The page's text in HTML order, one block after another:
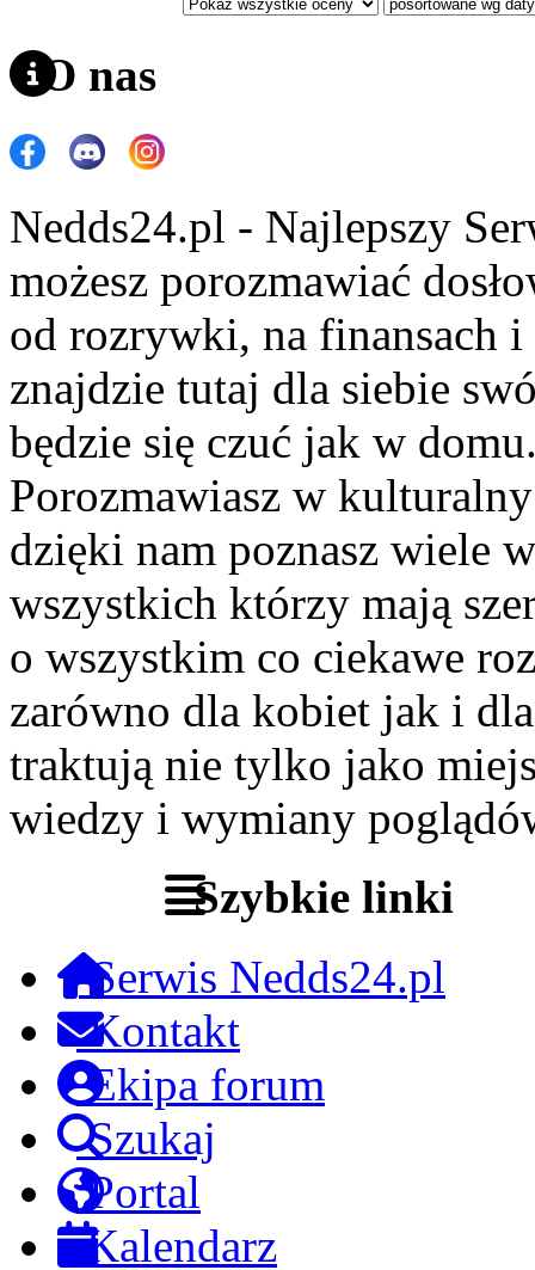
O nas
Nedds24.pl - Najlepszy
możesz porozmawiać
od rozrywki, na finansach
znajdzie tutaj dla siebie
będzie się czuć jak w
Porozmawiasz w
dzięki nam poznasz wiele
wszystkich którzy mają
o wszystkim co ciekawe
zarówno dla kobiet jak i
traktują nie tylko jako
wiedzy i wymiany
Szybkie linki
Serwis Nedds24.pl
Kontakt
Ekipa forum
Szukaj
Portal
Kalendarz